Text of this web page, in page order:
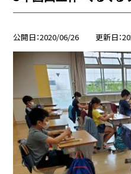
公開日 2020/06/26 更新日